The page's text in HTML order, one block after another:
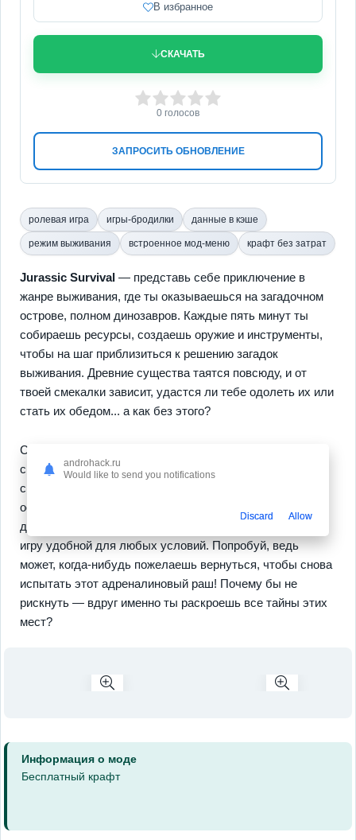
В избранное
СКАЧАТЬ
ЗАПРОСИТЬ ОБНОВЛЕНИЕ
3 4 5
0 голосов
ролевая игра игры-бродилки данные в кэше
режим выживания встроенное мод-меню крафт без затрат
Jurassic Survival — представь себе приключение в
жанре выживания, где ты оказываешься на загадочном
острове, полном динозавров. Каждые пять минут ты
собираешь ресурсы, создаешь оружие и инструменты,
чтобы на шаг приблизиться к решению загадок
выживания. Древние существа таятся повсюду, и от
твоей смекалки зависит, удастся ли тебе одолеть их или
стать их обедом... а как без этого?
Среди наиболее ярких особенностей — продуманная
системакрафтаи возможность самостоятельно
справляться с неожиданностями, которые подкидывает
остров. Не забудь о сезонах, влияющих на твои
действия, и возможности играть
игру удобной для любых условий. Попробуй, ведь
может, когда-нибудь пожелаешь вернуться, чтобы снова
испытать этот адреналиновый раш! Почему бы не
рискнуть — вдруг именно ты раскроешь все тайны этих
мест?
Информация о моде
Бесплатный крафт
androhack.ru
Would like to send you notifications
Discard Allow